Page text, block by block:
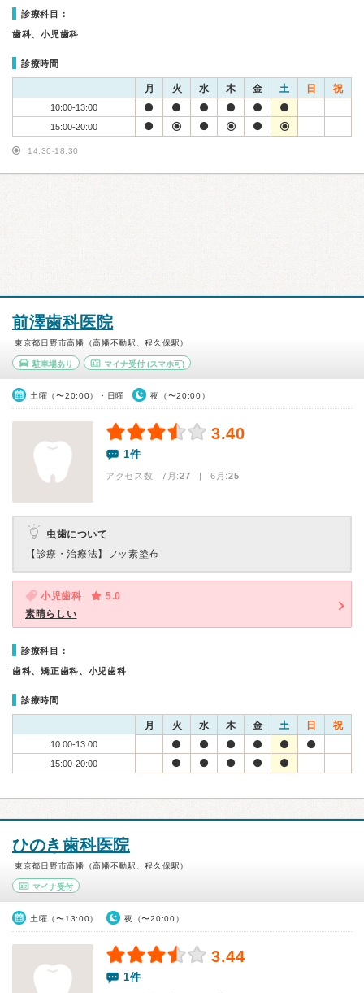
診療科目：
歯科、小児歯科
診療時間
月 火 水 木 金 土 日 祝
10:00-13:00
15:00-20:00
14:30-18:30
前澤歯科医院
東京都日野市高幡（高幡不動駅、程久保駅）
駐車場あり マイナ受付(スマホ可)
土曜（〜20:00）・日曜 夜（〜20:00）
3.40
1件
アクセス数 7月:27 | 6月:25
虫歯について
【診療・治療法】 フッ素塗布
小児歯科
5.0
素晴らしい
診療科目：
歯科、矯正歯科、小児歯科
診療時間
月 火 水 木 金 土 日 祝
10:00-13:00
15:00-20:00
ひのき歯科医院
東京都日野市高幡（高幡不動駅、程久保駅）
マイナ受付
土曜（〜13:00） 夜（〜20:00）
3.44
1件